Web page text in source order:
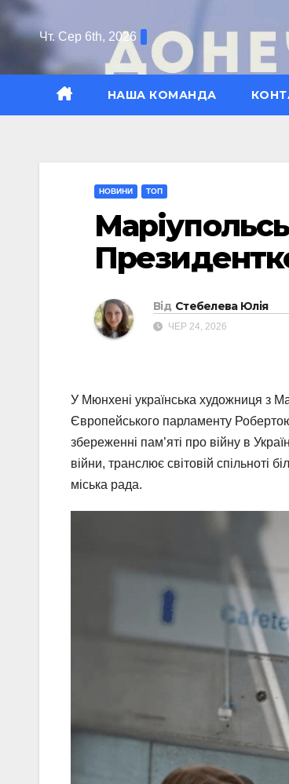
Перейти
Чт. Сер 6th, 2026
НАША КОМАНДА
НОВИНИ ТОП
Від Стебелева Юлія
ЧЕР 24, 2026
У Мюнхені українська художниця з
Європейського парламенту
збереженні пам’яті про війну в
війни, транслює світовій спільноті
міська рада.